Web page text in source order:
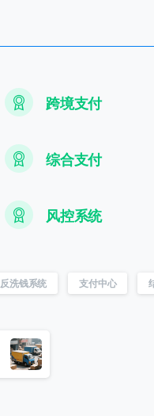
跨境支付
综合支付
风控系统
反洗钱系统 支付中心